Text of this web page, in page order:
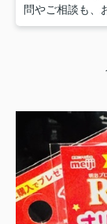
問やご相談も、